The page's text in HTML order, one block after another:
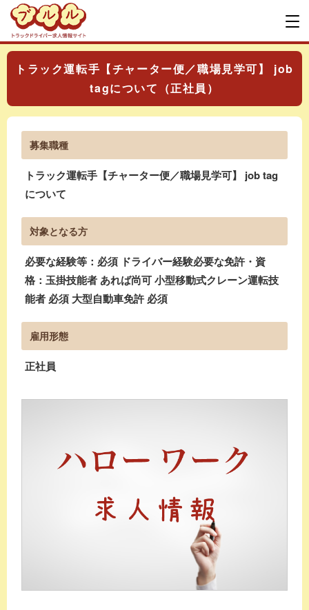
トラック運転手【チャーター便／職場見学可】 job
tagについて（正社員）
募集職種
トラック運転手【チャーター便／職場見学可】 job tag
について
対象となる方
必要な経験等：必須 ドライバー経験必要な免許・資
格：玉掛技能者 あれば尚可 小型移動式クレーン運転技
能者 必須 大型自動車免許 必須
雇用形態
正社員